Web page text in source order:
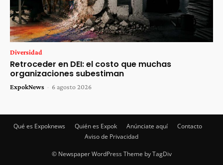
Diversidad
Retroceder en DEI: el costo que muchas
organizaciones subestiman
ExpokNews - 6 agosto 2026
Qué es Expoknews Quién es Expok Anúnciate aquí
Contacto
Aviso de Privacidad
© Newspaper WordPress Theme by TagDiv